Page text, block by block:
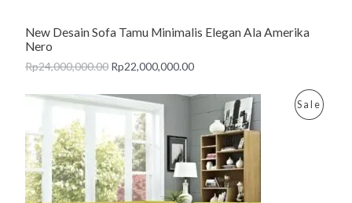
New Desain Sofa Tamu Minimalis Elegan Ala Amerika
Nero
Rp24,000,000.00 Rp22,000,000.00
Sale P